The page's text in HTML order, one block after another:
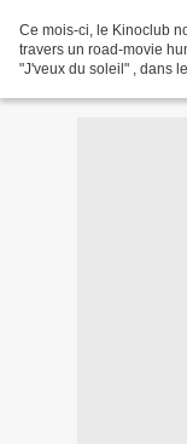
Ce mois-ci, le Kinoclub
travers un road-movie
"J'veux du soleil" , dans